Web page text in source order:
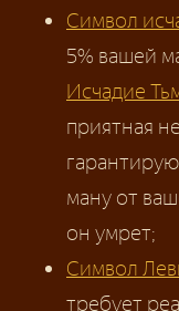
Символ
5% вашей
Исчадие
приятная
ману от
он умрет;
Символ
требует